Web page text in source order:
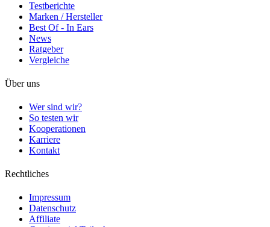
Testberichte
Marken / Hersteller
Best Of - In Ears
News
Ratgeber
Vergleiche
Über uns
Wer sind wir?
So testen wir
Kooperationen
Karriere
Kontakt
Rechtliches
Impressum
Datenschutz
Affiliate